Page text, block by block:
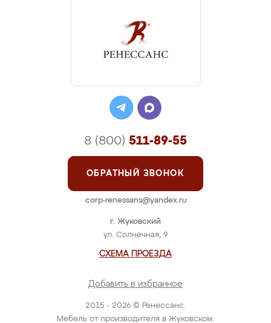
2015 - 2026 © Ренессанс.
Мебель от производителя в Жуковском.
г. Жуковский
ул. Солнечная, 9
СХЕМА ПРОЕЗДА
Добавить в избранное
8 (800) 511-89-55
ОБРАТНЫЙ ЗВОНОК
corp-renessans@yandex.ru